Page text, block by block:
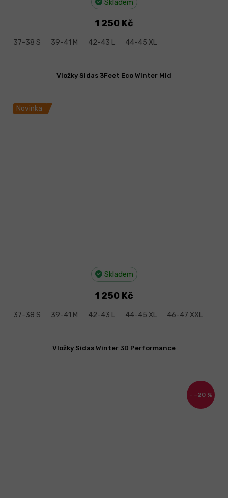
Skladem
1 250 Kč
37-38 S 39-41 M 42-43 L 44-45 XL
Novinka
Vložky Sidas 3Feet Eco Winter Mid
Skladem
1 250 Kč
37-38 S 39-41 M 42-43 L 44-45 XL 46-47 XXL
–20 %
Vložky Sidas Winter 3D Performance